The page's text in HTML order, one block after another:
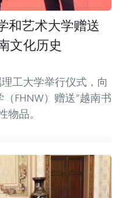
和艺术大学赠送
文化历史
工大学举行仪式，向
FHNW）赠送“越南书
物品。